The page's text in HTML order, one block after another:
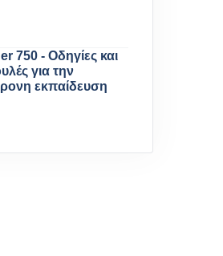
750 - Οδηγίες και
για την
εκπαίδευση